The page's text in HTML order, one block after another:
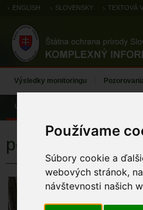
Používame
Súbory cookie a
webových stránok,
návštevnosti našich
ENGLISH SLOVENSKY TEXTOVÁ
Výsledky monitoringu
Úvod
podkovár malý